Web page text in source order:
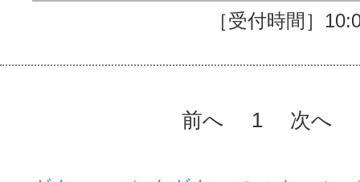
［受付時間］
前へ 1 次へ